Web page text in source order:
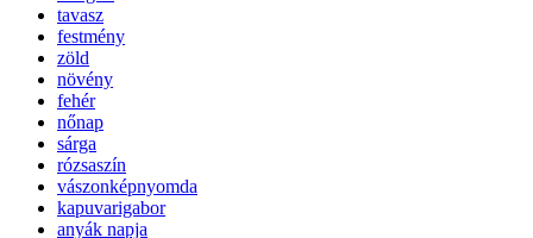
tavasz
festmény
zöld
növény
fehér
nőnap
sárga
rózsaszín
vászonképnyomda
kapuvarigabor
anyák napja